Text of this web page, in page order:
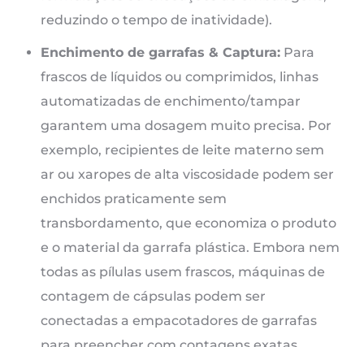
reduzindo o tempo de inatividade).
Enchimento de garrafas & Captura: Para
frascos de líquidos ou comprimidos, linhas
automatizadas de enchimento/tampar
garantem uma dosagem muito precisa. Por
exemplo, recipientes de leite materno sem
ar ou xaropes de alta viscosidade podem ser
enchidos praticamente sem
transbordamento, que economiza o produto
e o material da garrafa plástica. Embora nem
todas as pílulas usem frascos, máquinas de
contagem de cápsulas podem ser
conectadas a empacotadores de garrafas